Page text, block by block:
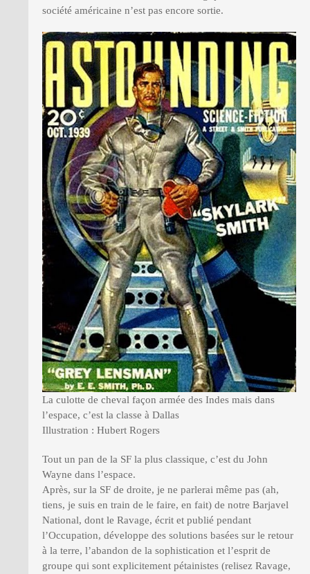
société américaine n’est pas encore sortie.
La culotte de cheval façon armée des Indes mais dans
l’espace, c’est la classe à Dallas
Illustration : Hubert Rogers
Tout un pan de la SF la plus classique, c’est du John
Wayne dans l’espace.
Après, sur la SF de droite, je ne parlerai même pas (ah,
tiens, je suis en train de le faire, en fait) de notre Barjavel
National, dont le Ravage, écrit et publié pendant
l’Occupation, développe des solutions basées sur le retour
à la terre, l’abandon de la sophistication et l’esprit de
groupe qui sont explicitement pétainistes (relisez Ravage,